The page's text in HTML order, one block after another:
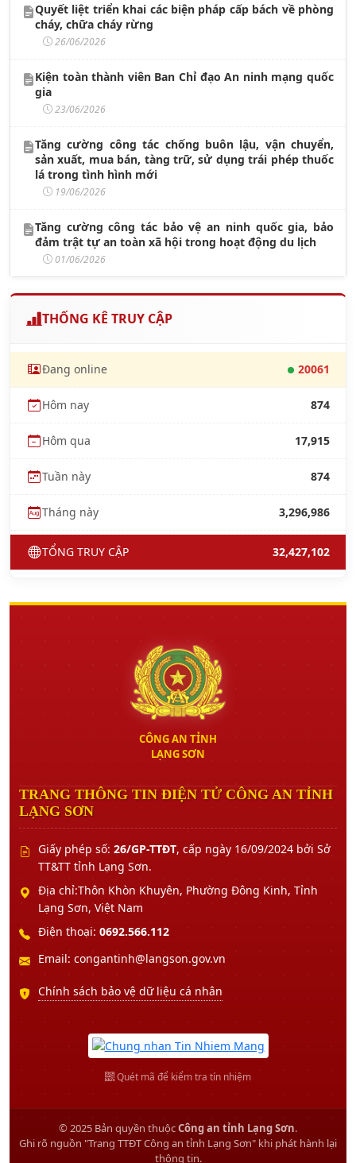
Quyết liệt triển khai các biện pháp cấp bách về phòng
cháy, chữa cháy rừng
26/06/2026
Kiện toàn thành viên Ban Chỉ đạo An ninh mạng quốc
gia
23/06/2026
Tăng cường công tác chống buôn lậu, vận chuyển,
sản xuất, mua bán, tàng trữ, sử dụng trái phép thuốc
lá trong tình hình mới
19/06/2026
Tăng cường công tác bảo vệ an ninh quốc gia, bảo
đảm trật tự an toàn xã hội trong hoạt động du lịch
01/06/2026
THỐNG KÊ TRUY CẬP
Đang online 20061
Hôm nay 874
Hôm qua 17,915
Tuần này 874
Tháng này 3,296,986
TỔNG TRUY CẬP 32,427,102
CÔNG AN TỈNH
LẠNG SƠN
TRANG THÔNG TIN ĐIỆN TỬ CÔNG AN TỈNH
LẠNG SƠN
Giấy phép số: 26/GP-TTĐT, cấp ngày 16/09/2024 bởi Sở
TT&TT tỉnh Lạng Sơn.
Địa chỉ:Thôn Khòn Khuyên, Phường Đông Kinh, Tỉnh
Lạng Sơn, Việt Nam
Điện thoại: 0692.566.112
Email: congantinh@langson.gov.vn
Chính sách bảo vệ dữ liệu cá nhân
Quét mã để kiểm tra tín nhiệm
© 2025 Bản quyền thuộcCông an tỉnh Lạng Sơn.
Ghi rõ nguồn "Trang TTĐT Công an tỉnh Lạng Sơn" khi phát hành lại
thông tin.